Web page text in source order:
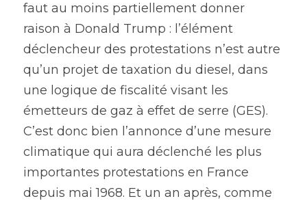
faut au moins partiellement donner
raison à Donald Trump : l’élément
déclencheur des protestations n’est autre
qu’un projet de taxation du diesel, dans
une logique de fiscalité visant les
émetteurs de gaz à effet de serre (GES).
C’est donc bien l’annonce d’une mesure
climatique qui aura déclenché les plus
importantes protestations en France
depuis mai 1968. Et un an après, comme